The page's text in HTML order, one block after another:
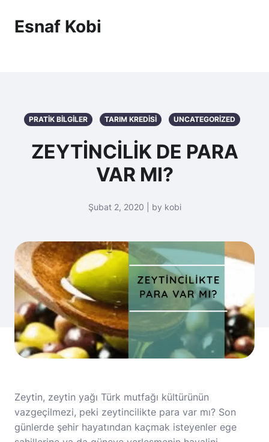
Esnaf Kobi
PRATIK BILGILER TARIM KREDISI UNCATEGORIZED
ZEYTİNCİLİK DE PARA
VAR MI?
Şubat 2, 2020 | by kobi
Zeytin, zeytin yağı Türk mutfağı kültürünün
vazgeçilmezi, peki zeytincilikte para var mı? Son
günlerde şehir hayatından kaçmak isteyenler ege